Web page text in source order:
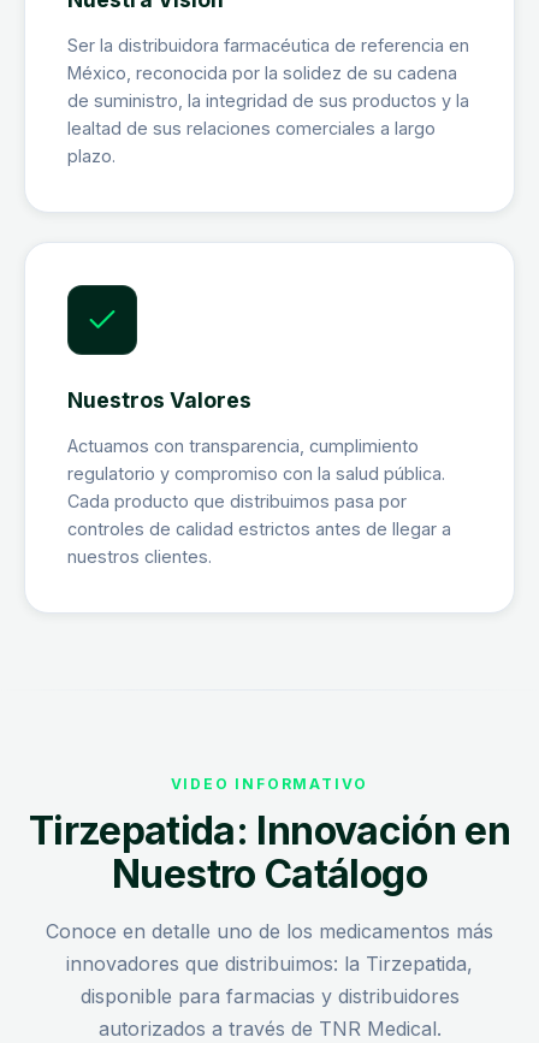
Ser la distribuidora farmacéutica de referencia en
México, reconocida por la solidez de su cadena
de suministro, la integridad de sus productos y la
lealtad de sus relaciones comerciales a largo
plazo.
Nuestros Valores
Actuamos con transparencia, cumplimiento
regulatorio y compromiso con la salud pública.
Cada producto que distribuimos pasa por
controles de calidad estrictos antes de llegar a
nuestros clientes.
VIDEO INFORMATIVO
Tirzepatida: Innovación en
Nuestro Catálogo
Conoce en detalle uno de los medicamentos más
innovadores que distribuimos: la Tirzepatida,
disponible para farmacias y distribuidores
autorizados a través de TNR Medical.